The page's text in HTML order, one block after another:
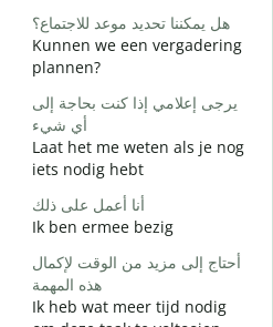
هل يمكننا تحديد موعد للاجتماع؟
Kunnen we een vergadering
plannen?
يرجى إعلامي إذا كنت بحاجة إلى
أي شيء
Laat het me weten als je nog
iets nodig hebt
أنا أعمل على ذلك
Ik ben ermee bezig
أحتاج إلى مزيد من الوقت لإكمال
هذه المهمة
Ik heb wat meer tijd nodig